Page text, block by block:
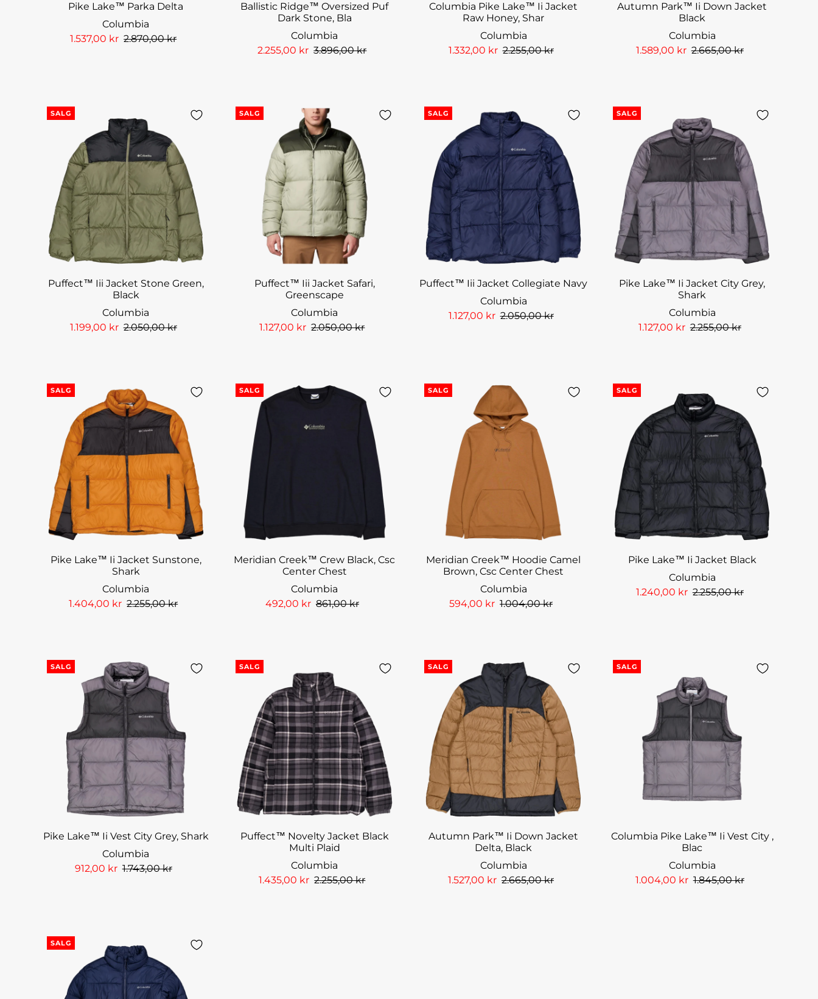
Pike Lake™ Parka Delta
Columbia
1.537,00 kr 2.870,00 kr
Ballistic Ridge™ Oversized Puf
Dark Stone, Bla
Columbia
2.255,00 kr 3.896,00 kr
Columbia Pike Lake™ Ii Jacket
Raw Honey, Shar
Columbia
1.332,00 kr 2.255,00 kr
Autumn Park™ Ii Down Jacket
Black
Columbia
1.589,00 kr 2.665,00 kr
SALG
Puffect™ Iii Jacket Stone Green,
Black
Columbia
1.199,00 kr 2.050,00 kr
SALG
Puffect™ Iii Jacket Safari,
Greenscape
Columbia
1.127,00 kr 2.050,00 kr
SALG
Puffect™ Iii Jacket Collegiate Navy
Columbia
1.127,00 kr 2.050,00 kr
SALG
Pike Lake™ Ii Jacket City Grey,
Shark
Columbia
1.127,00 kr 2.255,00 kr
SALG
Pike Lake™ Ii Jacket Sunstone,
Shark
Columbia
1.404,00 kr 2.255,00 kr
SALG
Meridian Creek™ Crew Black, Csc
Center Chest
Columbia
492,00 kr 861,00 kr
SALG
Meridian Creek™ Hoodie Camel
Brown, Csc Center Chest
Columbia
594,00 kr 1.004,00 kr
SALG
Pike Lake™ Ii Jacket Black
Columbia
1.240,00 kr 2.255,00 kr
SALG
Pike Lake™ Ii Vest City Grey, Shark
Columbia
912,00 kr 1.743,00 kr
SALG
Puffect™ Novelty Jacket Black
Multi Plaid
Columbia
1.435,00 kr 2.255,00 kr
SALG
Autumn Park™ Ii Down Jacket
Delta, Black
Columbia
1.527,00 kr 2.665,00 kr
SALG
Columbia Pike Lake™ Ii Vest City ,
Blac
Columbia
1.004,00 kr 1.845,00 kr
SALG